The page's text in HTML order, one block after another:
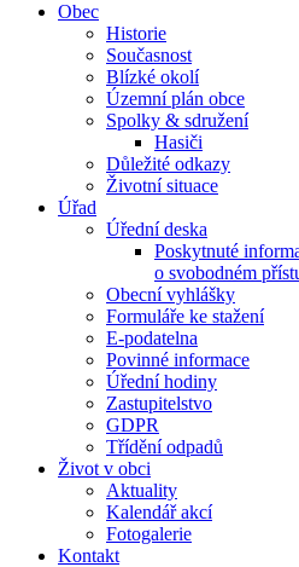
Obec
Historie
Současnost
Blízké okolí
Územní plán obce
Spolky & sdružení
Hasiči
Důležité odkazy
Životní situace
Úřad
Úřední deska
Poskytnuté
o svobodném
Obecní vyhlášky
Formuláře ke stažení
E-podatelna
Povinné informace
Úřední hodiny
Zastupitelstvo
GDPR
Třídění odpadů
Život v obci
Aktuality
Kalendář akcí
Fotogalerie
Kontakt